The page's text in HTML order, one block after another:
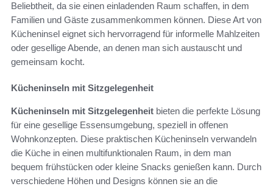
Beliebtheit, da sie einen einladenden Raum schaffen, in dem
Familien und Gäste zusammenkommen können. Diese Art von
Kücheninsel eignet sich hervorragend für informelle Mahlzeiten
oder gesellige Abende, an denen man sich austauscht und
gemeinsam kocht.
Kücheninseln mit Sitzgelegenheit
Kücheninseln mit Sitzgelegenheit bieten die perfekte Lösung
für eine gesellige Essensumgebung, speziell in offenen
Wohnkonzepten. Diese praktischen Kücheninseln verwandeln
die Küche in einen multifunktionalen Raum, in dem man
bequem frühstücken oder kleine Snacks genießen kann. Durch
verschiedene Höhen und Designs können sie an die